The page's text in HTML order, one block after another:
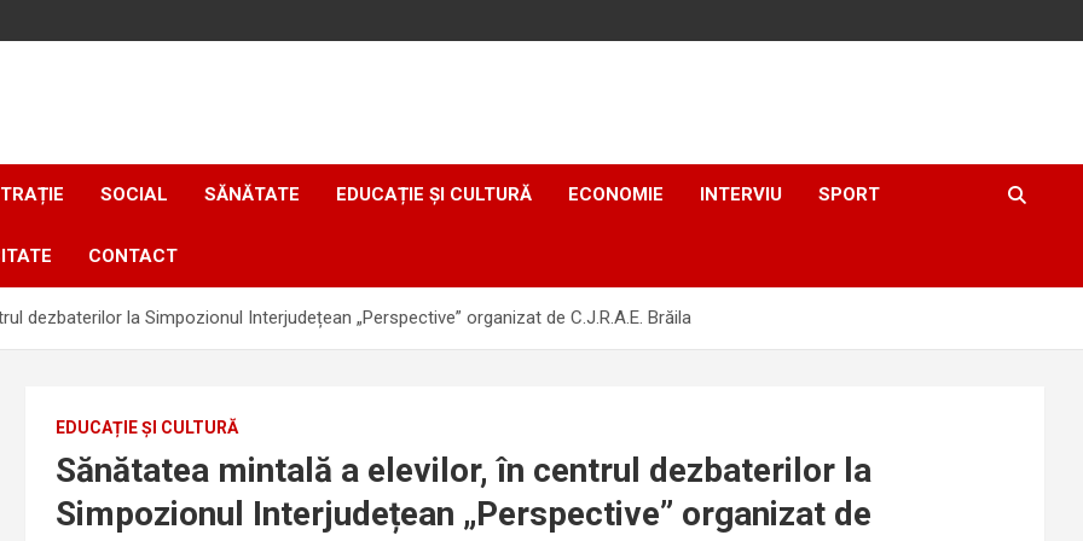
SOCIAL SĂNĂTATE EDUCAȚIE ȘI CULTURĂ ECONOMIE INTERVIU SPORT
CONTACT
dezbaterilor la Simpozionul Interjudețean „Perspective” organizat de C.J.R.A.E. Brăila
EDUCAȚIE ȘI CULTURĂ
Sănătatea mintală a elevilor, în centrul dezbaterilor la
Simpozionul Interjudețean „Perspective” organizat de